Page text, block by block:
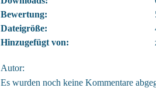
Bewertung:
Dateigröße:
Hinzugefügt von:
Autor:
Es wurden noch keine Kommentare